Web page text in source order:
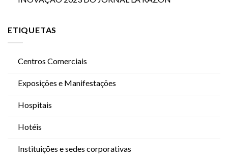
ETIQUETAS
Centros Comerciais
Exposições e Manifestações
Hospitais
Hotéis
Instituições e sedes corporativas